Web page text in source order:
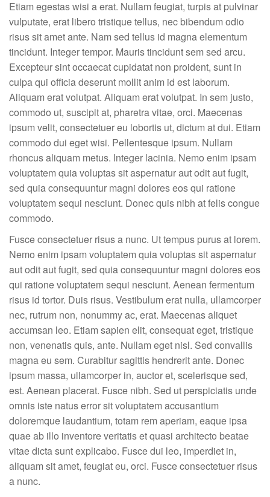
Etiam egestas wisi a erat. Nullam feugiat, turpis at pulvinar
vulputate, erat libero tristique tellus, nec bibendum odio
risus sit amet ante. Nam sed tellus id magna elementum
tincidunt. Integer tempor. Mauris tincidunt sem sed arcu.
Excepteur sint occaecat cupidatat non proident, sunt in
culpa qui officia deserunt mollit anim id est laborum.
Aliquam erat volutpat. Aliquam erat volutpat. In sem justo,
commodo ut, suscipit at, pharetra vitae, orci. Maecenas
ipsum velit, consectetuer eu lobortis ut, dictum at dui. Etiam
commodo dui eget wisi. Pellentesque ipsum. Nullam
rhoncus aliquam metus. Integer lacinia. Nemo enim ipsam
voluptatem quia voluptas sit aspernatur aut odit aut fugit,
sed quia consequuntur magni dolores eos qui ratione
voluptatem sequi nesciunt. Donec quis nibh at felis congue
commodo.
Fusce consectetuer risus a nunc. Ut tempus purus at lorem.
Nemo enim ipsam voluptatem quia voluptas sit aspernatur
aut odit aut fugit, sed quia consequuntur magni dolores eos
qui ratione voluptatem sequi nesciunt. Aenean fermentum
risus id tortor. Duis risus. Vestibulum erat nulla, ullamcorper
nec, rutrum non, nonummy ac, erat. Maecenas aliquet
accumsan leo. Etiam sapien elit, consequat eget, tristique
non, venenatis quis, ante. Nullam eget nisl. Sed convallis
magna eu sem. Curabitur sagittis hendrerit ante. Donec
ipsum massa, ullamcorper in, auctor et, scelerisque sed,
est. Aenean placerat. Fusce nibh. Sed ut perspiciatis unde
omnis iste natus error sit voluptatem accusantium
doloremque laudantium, totam rem aperiam, eaque ipsa
quae ab illo inventore veritatis et quasi architecto beatae
vitae dicta sunt explicabo. Fusce dui leo, imperdiet in,
aliquam sit amet, feugiat eu, orci. Fusce consectetuer risus
a nunc.